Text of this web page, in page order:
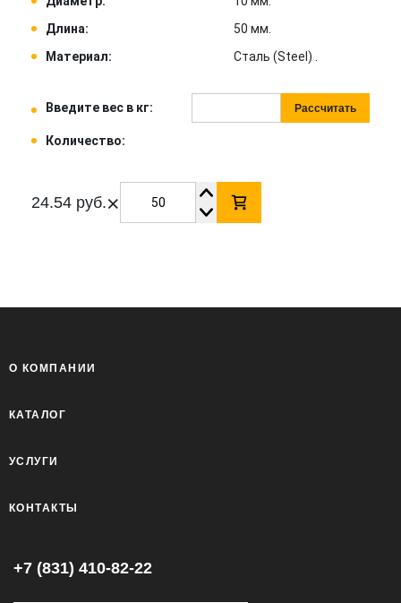
Длина:
50 мм.
Материал:
Сталь (Steel) .
Введите вес в кг: Рассчитать
Количество:
24.54 руб.×
О КОМПАНИИ
КАТАЛОГ
УСЛУГИ
КОНТАКТЫ
+7 (831) 410-82-22